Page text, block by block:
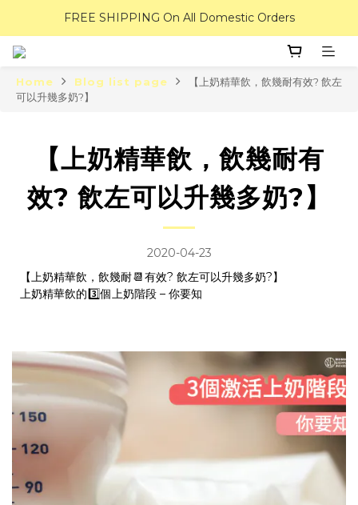
FREE SHIPPING On All Domestic Orders
Home Blog list page
【上奶精華飲，飲幾耐有效? 飲左
可以升幾多奶?】
【上奶精華飲，飲幾耐有
效? 飲左可以升幾多奶?】
2020-04-23
【上奶精華飲，飲幾耐📆有效? 飲左可以升幾多奶?】
上奶精華飲的 3️⃣個上奶階段 – 你要知